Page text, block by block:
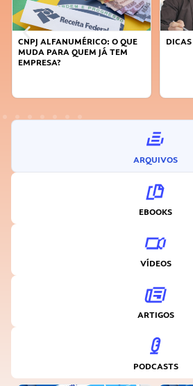
CNPJ ALFANUMÉRICO: O QUE
MUDA PARA QUEM JÁ TEM
EMPRESA?
ARQUIVOS
EBOOKS
VÍDEOS
ARTIGOS
PODCASTS